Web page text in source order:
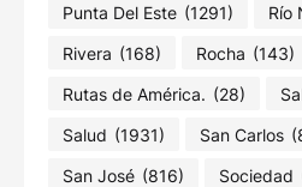
Punta Del Este (1291) Río
Rivera (168) Rocha (143)
Rutas de América. (28)
Salud (1931) San Carlos
San José (816) Sociedad